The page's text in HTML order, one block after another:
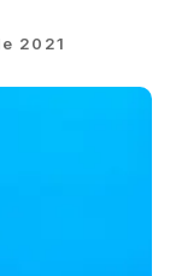
2021